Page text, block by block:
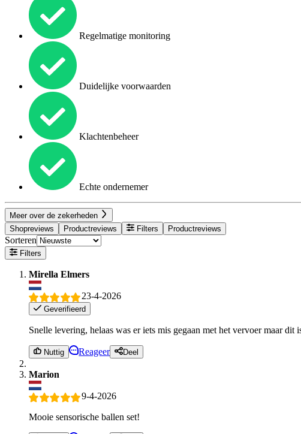
Regelmatige monitoring
Duidelijke voorwaarden
Klachtenbeheer
Echte ondernemer
Meer over de zekerheden
Shopreviews
Productreviews Filters Productreviews
Sorteren
Filters
Mirella Elmers
23-4-2026
Geverifieerd
Snelle levering, helaas was er iets mis gegaan met het vervoer maar
Nuttig Reageer Deel
Marion
9-4-2026
Mooie sensorische ballen set!